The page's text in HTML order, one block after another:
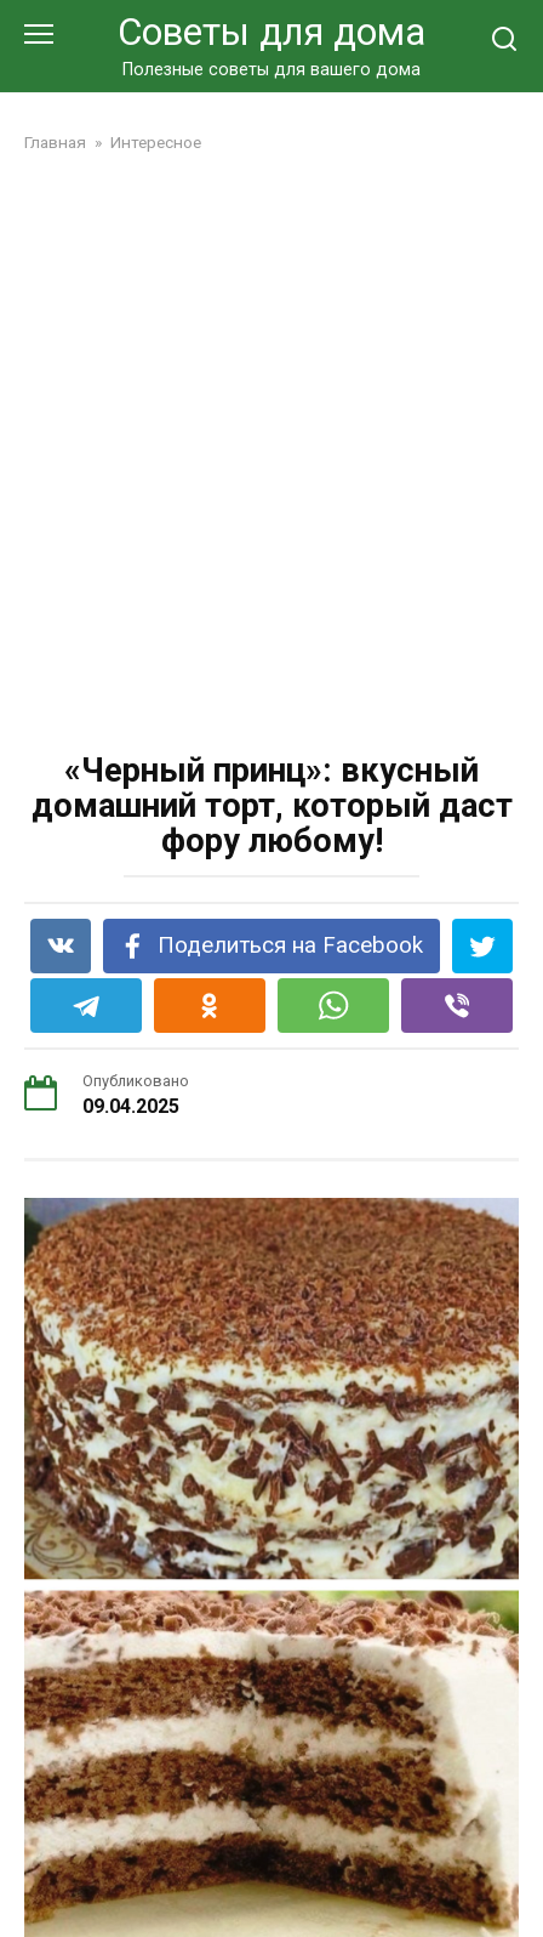
Советы для дома
Полезные советы для вашего дома
Главная » Интересное
«Чepный принц»: вкусный
домашний торт, который даст
фору любому!
Поделиться на Facebook
Опубликовано
09.04.2025